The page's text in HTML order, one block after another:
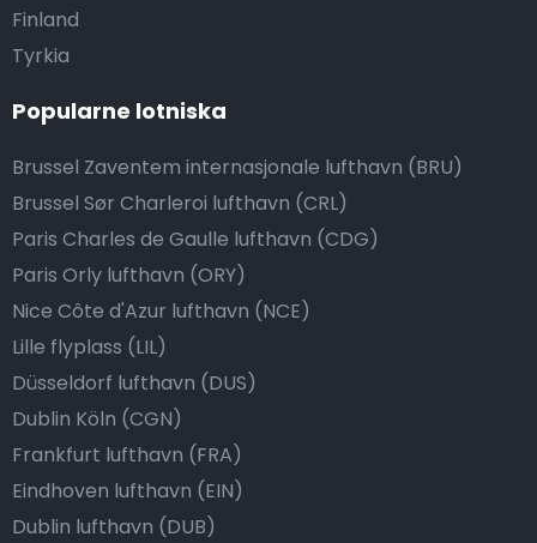
Finland
Tyrkia
Popularne lotniska
Brussel Zaventem internasjonale lufthavn (BRU)
Brussel Sør Charleroi lufthavn (CRL)
Paris Charles de Gaulle lufthavn (CDG)
Paris Orly lufthavn (ORY)
Nice Côte d'Azur lufthavn (NCE)
Lille flyplass (LIL)
Düsseldorf lufthavn (DUS)
Dublin Köln (CGN)
Frankfurt lufthavn (FRA)
Eindhoven lufthavn (EIN)
Dublin lufthavn (DUB)